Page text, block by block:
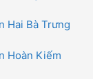
Hai Bà Trưng
Hoàn Kiếm